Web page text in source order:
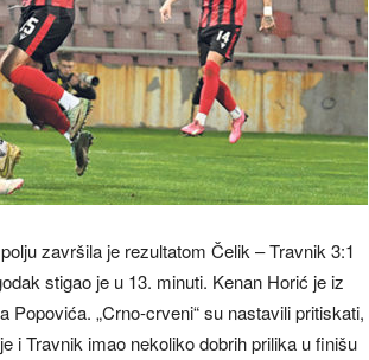
završila je rezultatom Čelik – Travnik 3:1
stigao je u 13. minuti. Kenan Horić je iz
„Crno-crveni“ su nastavili pritiskati,
i Travnik imao nekoliko dobrih prilika u finišu